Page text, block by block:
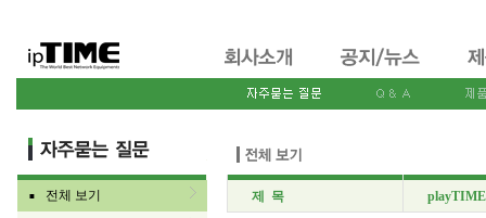
■ 전체 보기 제 목